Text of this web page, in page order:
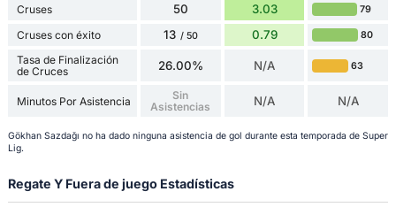
Cruses 50 3.03 79
Cruses con éxito 13 / 50 0.79 80
Tasa de Finalización
de Cruces
26.00% N/A 63
Minutos Por Asistencia
Sin
Asistencias
N/A N/A
Gökhan Sazdağı no ha dado ninguna asistencia de gol durante esta temporada de Super
Lig.
Regate Y Fuera de juego Estadísticas